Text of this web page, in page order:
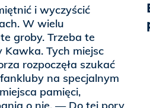
i wyczyścić
W wielu
groby. Trzeba te
Tych miejsc
rozpoczęła szukać
na specjalnym
pamięci,